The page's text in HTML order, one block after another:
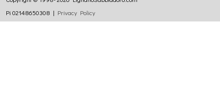
Pi 02148650308 | Privacy Policy